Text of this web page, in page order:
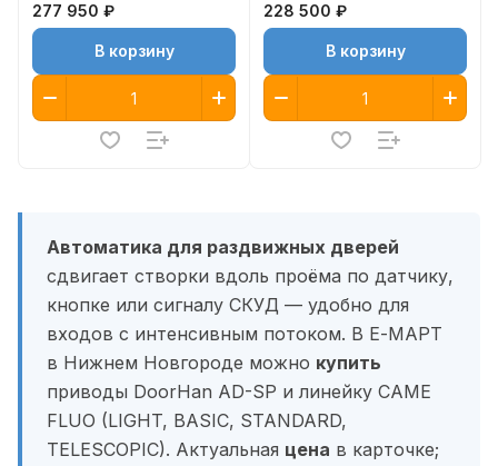
277 950 ₽
В корзину
228 500 ₽
В корзину
Автоматика для раздвижных дверей
сдвигает створки вдоль проёма по датчику,
кнопке или сигналу СКУД — удобно для
входов с интенсивным потоком. В Е-МАРТ
в Нижнем Новгороде можно купить
приводы DoorHan AD-SP и линейку CAME
FLUO (LIGHT, BASIC, STANDARD,
TELESCOPIC). Актуальная цена в карточке;